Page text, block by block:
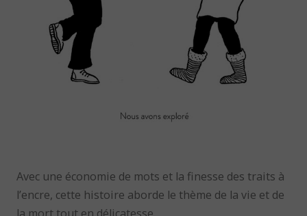
Avec une économie de mots et la finesse des traits à
l’encre, cette histoire aborde le thème de la vie et de